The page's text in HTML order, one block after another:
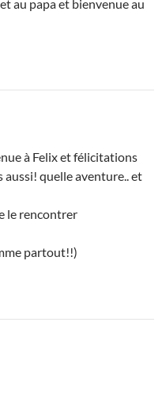
au papa et bienvenue au
à Felix et félicitations
quelle aventure.. et
le rencontrer
partout!!)